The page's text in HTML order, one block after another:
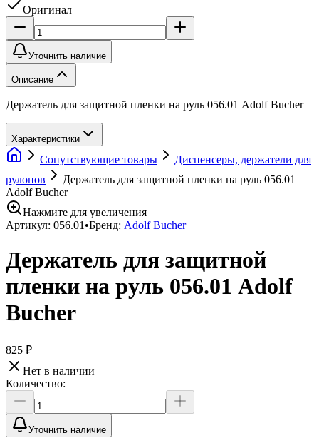
Оригинал
Уточнить наличие
Описание
Держатель для защитной пленки на руль 056.01 Adolf Bucher
Характеристики
Сопутствующие товары
Диспенсеры, держатели для
рулонов
Держатель для защитной пленки на руль 056.01
Adolf Bucher
Нажмите для увеличения
Артикул: 056.01 •Бренд: Adolf Bucher
Держатель для защитной
пленки на руль 056.01 Adolf
Bucher
825 ₽
Нет в наличии
Количество:
Уточнить наличие